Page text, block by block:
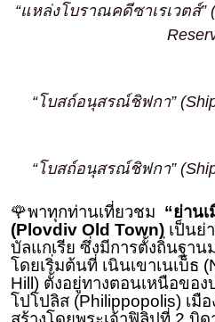
“แหล่งโบราณคดีซาเรเวตส์”
“โบสถ์อนุสรณ์ชิฟกา”
“โบสถ์อนุสรณ์ชิฟกา”
🌹พาทุกท่านเที่ยวชม “ย่าน
(Plovdiv Old Town) เป็นย่
บัลแกเรีย ซึ่งมีการตั้งถิ่นฐา
โดยเริ่มต้นที่ เนินเขาเนเบ็ธ
Hill) ตั้งอยู่ทางตอนเหนือของ
โปโปลิส (Philippopolis) เมื